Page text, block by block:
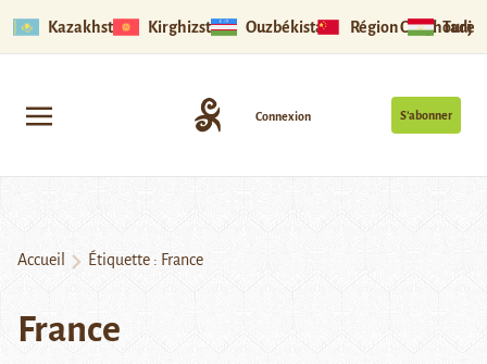
Kazakhstan Kirghizstan Ouzbékistan Région Ouïghoure
S’abonner
Connexion
Accueil Étiquette : France
France